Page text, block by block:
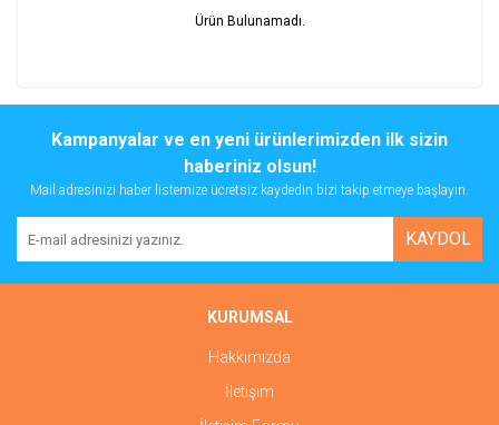
Ürün Bulunamadı.
Kampanyalar ve en yeni ürünlerimizden ilk sizin
haberiniz olsun!
Mail adresinizi haber listemize ücretsiz kaydedin bizi takip etmeye başlayın.
KAYDOL
KURUMSAL
Hakkımızda
İletişim